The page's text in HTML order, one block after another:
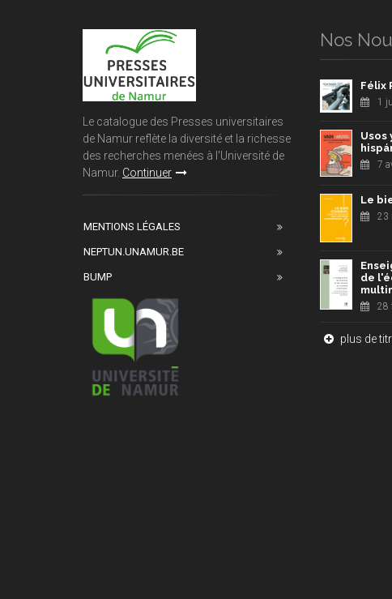
Le catalogue des Presses universitaires
de Namur reflète la diversité et la richesse
des recherches menées à l'Université de
Namur. Continuer
MENTIONS LÉGALES
NEPTUN.UNAMUR.BE
BUMP
Nos
Félix
1
Usos
7
Le
23
de
28
plus de